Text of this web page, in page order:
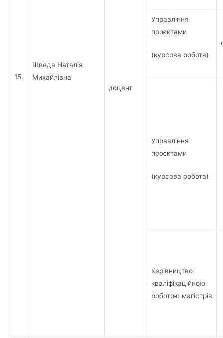
15.
Шведа Наталія
Михайлівна
доцент
Управління
проєктами
(курсова робота)
Управління
проєктами
(курсова робота)
Керівництво
кваліфікаційною
роботою магістрів